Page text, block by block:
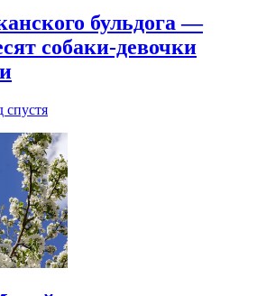
бульдога —
собаки-девочки
спустя